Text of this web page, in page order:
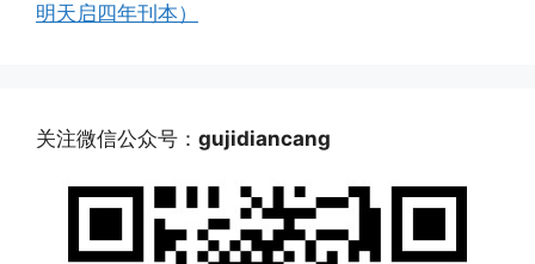
明天启四年刊本）
关注微信公众号： gujidiancang